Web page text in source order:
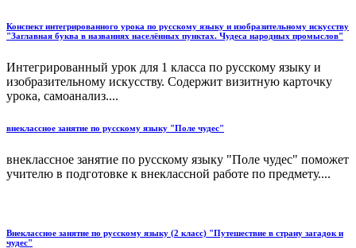
Конспект интегрированного урока по русскому языку и изобразительному искусству
"Заглавная буква в названиях населённых пунктах. Чудеса народных промыслов"
Интегрированный урок для 1 класса по русскому языку и
изобразительному искусству. Содержит визитную карточку
урока, самоанализ....
внеклассное занятие по русскому языку "Поле чудес"
внеклассное занятие по русскому языку "Поле чудес" поможет
учителю в подготовке к внеклассной работе по предмету....
Внеклассное занятие по русскому языку (2 класс) "Путешествие в страну загадок и
чудес"